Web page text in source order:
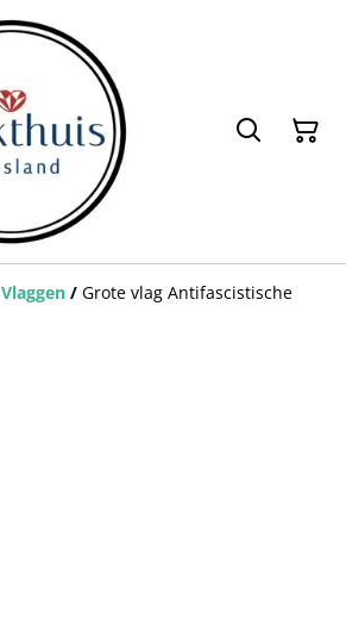
Vlaggen / Grote vlag Antifascistische